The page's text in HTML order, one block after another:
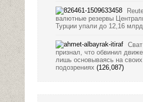
валютные резервы
Турции упали до 12,16 млрд
признал, что обвинил
лишь основываясь на
подозрениях (126,087)